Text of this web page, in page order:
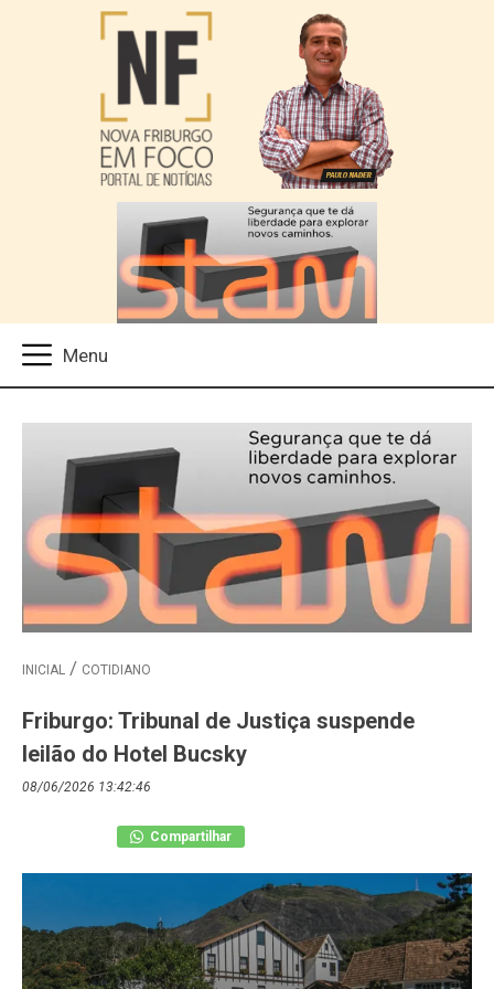
INICIAL COTIDIANO
Friburgo: Tribunal de Justiça suspende
leilão do Hotel Bucsky
08/06/2026 13:42:46
Compartilhar